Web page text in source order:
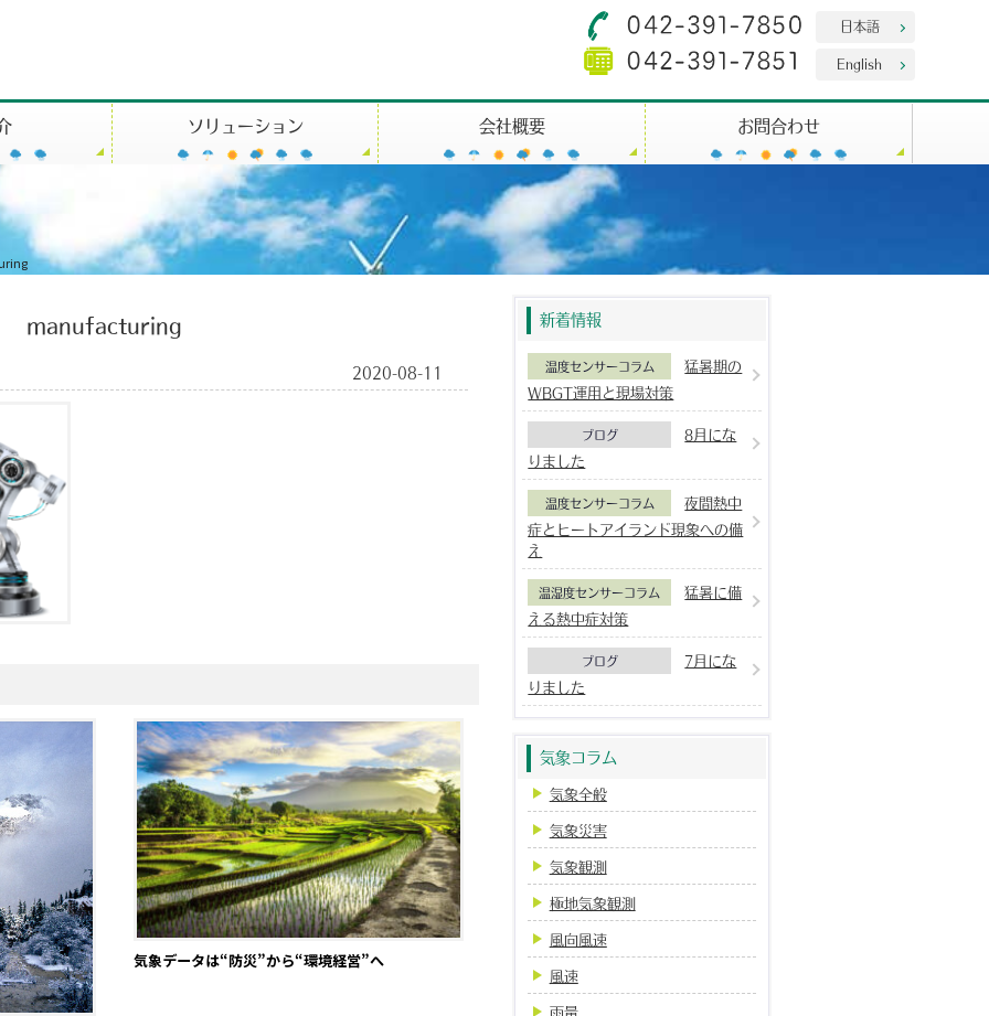
日本語
English
ソリューション 会社概要 お問合わせ
manufacturing
2020-08-11
気象データは“防災”から“環境経営”へ
新着情報
温度センサーコラム
猛暑期の
WBGT運用と現場対策
ブログ
8月にな
りました
温度センサーコラム
夜間熱中
症とヒートアイランド現象への備
え
温湿度センサーコラム
猛暑に備
える熱中症対策
ブログ
7月にな
りました
気象コラム
気象全般
気象災害
気象観測
極地気象観測
風向風速
風速
雨量